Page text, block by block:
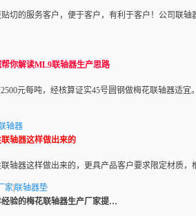
切的服务客户，便于客户，有利于客户！公司 联轴
你解读ML9联轴器生产思路
元每吨，经核算证实45号圆钢做梅花联轴器适宜
轴器
轴器这样做出来的
联轴器这样做出来的，更具产品客户要求限定材质，
家|联轴器垫
验的梅花联轴器生产厂家提…